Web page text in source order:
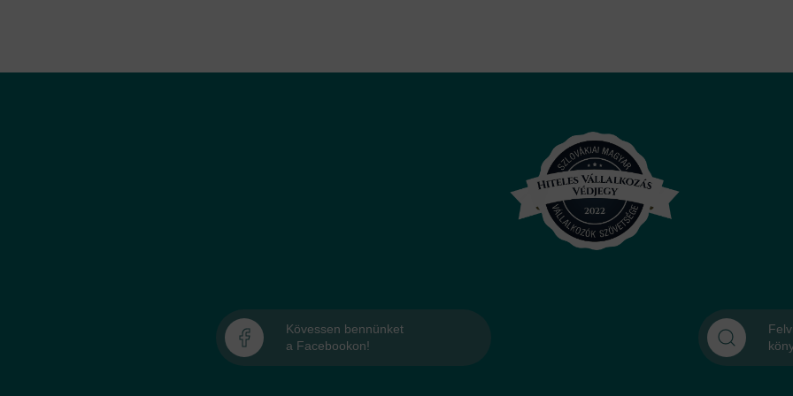
Kövessen bennünket
a Facebookon!